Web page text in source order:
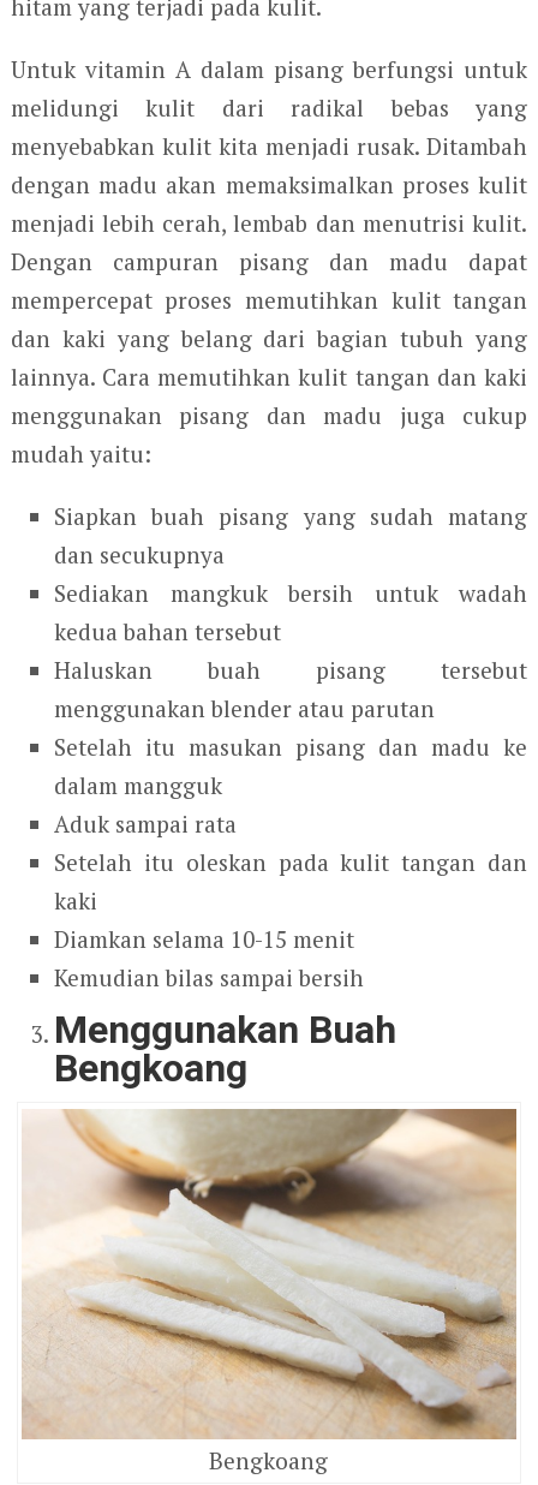
hitam yang terjadi pada kulit.
Untuk vitamin A dalam pisang berfungsi untuk
melidungi kulit dari radikal bebas yang
menyebabkan kulit kita menjadi rusak. Ditambah
dengan madu akan memaksimalkan proses kulit
menjadi lebih cerah, lembab dan menutrisi kulit.
Dengan campuran pisang dan madu dapat
mempercepat proses memutihkan kulit tangan
dan kaki yang belang dari bagian tubuh yang
lainnya. Cara memutihkan kulit tangan dan kaki
menggunakan pisang dan madu juga cukup
mudah yaitu:
Siapkan buah pisang yang sudah matang
dan secukupnya
Sediakan mangkuk bersih untuk wadah
kedua bahan tersebut
Haluskan buah pisang tersebut
menggunakan blender atau parutan
Setelah itu masukan pisang dan madu ke
dalam mangguk
Aduk sampai rata
Setelah itu oleskan pada kulit tangan dan
kaki
Diamkan selama 10-15 menit
Kemudian bilas sampai bersih
Menggunakan Buah
Bengkoang
Bengkoang